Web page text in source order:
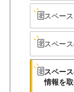
スペー
スペー
スペー
情報を​